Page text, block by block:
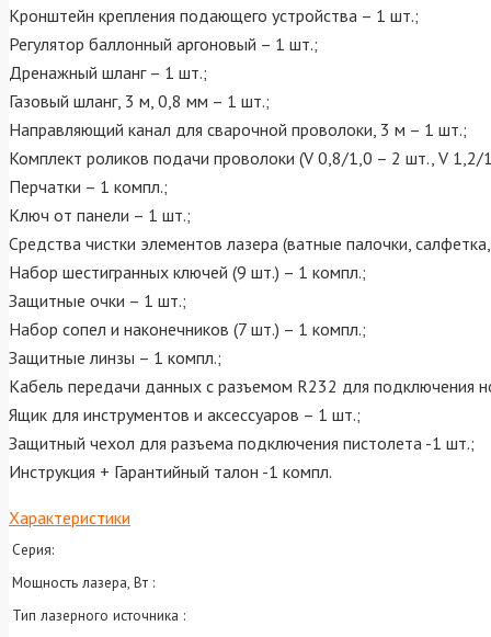
Кронштейн крепления подающего устройства – 1 шт.;
Регулятор баллонный аргоновый – 1 шт.;
Дренажный шланг – 1 шт.;
Газовый шланг, 3 м, 0,8 мм – 1 шт.;
Направляющий канал для сварочной проволоки, 3 м – 1 шт.;
Комплект роликов подачи проволоки (V 0,8/1,0 – 2 шт., V
Перчатки – 1 компл.;
Ключ от панели – 1 шт.;
Средства чистки элементов лазера (ватные палочки,
Набор шестигранных ключей (9 шт.) – 1 компл.;
Защитные очки – 1 шт.;
Набор сопел и наконечников (7 шт.) – 1 компл.;
Защитные линзы – 1 компл.;
Кабель передачи данных с разъемом R232 для подключения
Ящик для инструментов и аксессуаров – 1 шт.;
Защитный чехол для разъема подключения пистолета -1 шт.;
Инструкция + Гарантийный талон -1 компл.
Характеристики
Серия:
Мощность лазера, Вт :
Тип лазерного источника :